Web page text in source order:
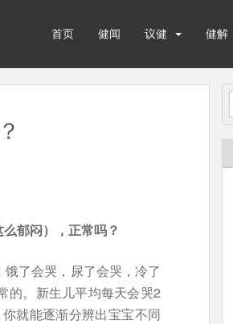
首页 健闻 议健 健解
郁闷），正常吗？
了会哭，尿了会哭，冷了
的。新生儿平均每天会哭2
就能逐渐分辨出宝宝不同